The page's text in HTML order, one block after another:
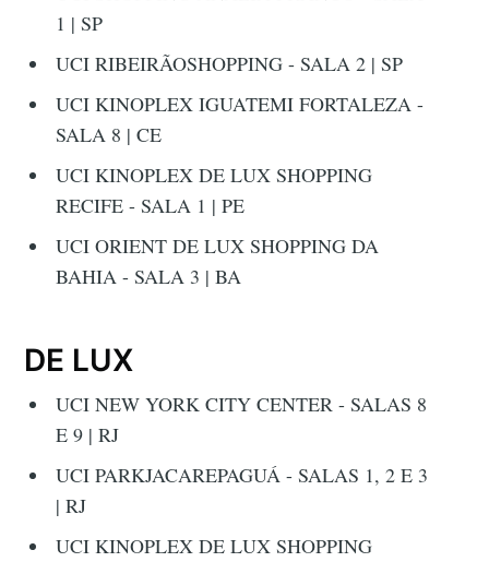
1 | SP
UCI RIBEIRÃOSHOPPING - SALA 2 | SP
UCI KINOPLEX IGUATEMI FORTALEZA -
SALA 8 | CE
UCI KINOPLEX DE LUX SHOPPING
RECIFE - SALA 1 | PE
UCI ORIENT DE LUX SHOPPING DA
BAHIA - SALA 3 | BA
DE LUX
UCI NEW YORK CITY CENTER - SALAS 8
E 9 | RJ
UCI PARKJACAREPAGUÁ - SALAS 1, 2 E 3
| RJ
UCI KINOPLEX DE LUX SHOPPING